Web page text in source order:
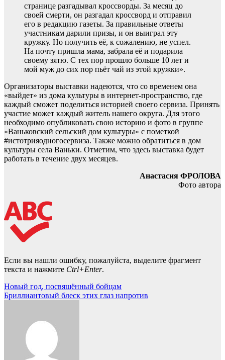
странице разгадывал кроссворды. За месяц до
своей смерти, он разгадал кроссворд и отправил
его в редакцию газеты. За правильные ответы
участникам дарили призы, и он выиграл эту
кружку. Но получить её, к сожалению, не успел.
На почту пришла мама, забрала её и подарила
своему зятю. С тех пор прошло больше 10 лет и
мой муж до сих пор пьёт чай из этой кружки».
Организаторы выставки надеются, что со временем она
«выйдет» из дома культуры в интернет-пространство, где
каждый сможет поделиться историей своего сервиза. Принять
участие может каждый житель нашего округа. Для этого
необходимо опубликовать свою историю и фото в группе
«Ваньковский сельский дом культуры» с пометкой
#истотрияодногосервиза. Также можно обратиться в дом
культуры села Ваньки. Отметим, что здесь выставка будет
работать в течение двух месяцев.
Анастасия ФРОЛОВА
Фото автора
Если вы нашли ошибку, пожалуйста, выделите фрагмент
текста и нажмите Ctrl+Enter.
Навигация
по
Новый год, посвящённый бойцам
Бриллиантовый блеск этих глаз напротив